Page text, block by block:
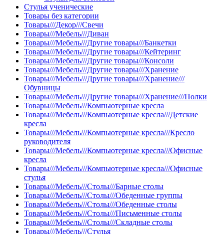
Стулья ученические
Товары без категории
Товары///Декор///Свечи
Товары///Мебель///Диван
Товары///Мебель///Другие товары///Банкетки
Товары///Мебель///Другие товары///Кейтеринг
Товары///Мебель///Другие товары///Консоли
Товары///Мебель///Другие товары///Хранение
Товары///Мебель///Другие товары///Хранение///
Обувницы
Товары///Мебель///Другие товары///Хранение///Полки
Товары///Мебель///Компьютерные кресла
Товары///Мебель///Компьютерные кресла///Детские
кресла
Товары///Мебель///Компьютерные кресла///Кресло
руководителя
Товары///Мебель///Компьютерные кресла///Офисные
кресла
Товары///Мебель///Компьютерные кресла///Офисные
стулья
Товары///Мебель///Столы///Барные столы
Товары///Мебель///Столы///Обеденные группы
Товары///Мебель///Столы///Обеденные столы
Товары///Мебель///Столы///Письменные столы
Товары///Мебель///Столы///Складные столы
Товары///Мебель///Стулья